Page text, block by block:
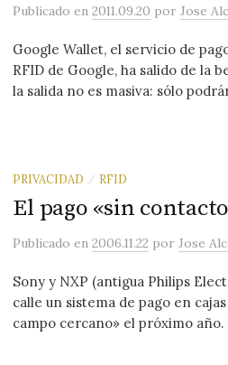
Publicadoen2011.09.20 porJose
Google Wallet, el servicio de
RFID de Google, ha salido de la
la salida no es masiva: sólo
PRIVACIDAD / RFID
El pago «sin
Publicadoen2006.11.22 porJose
Sony y NXP (antigua Philips
calle un sistema de pago en
campo cercano» el próximo año.